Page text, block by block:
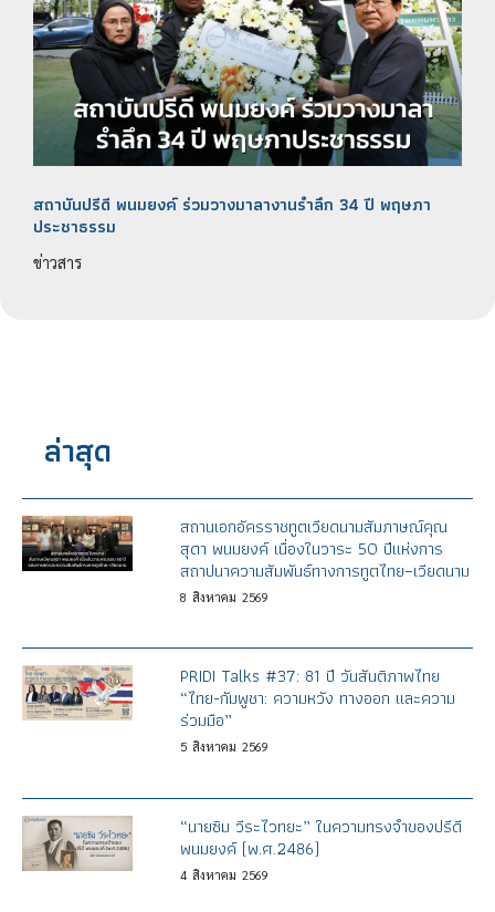
สถาบันปรีดี​ พนม​ยงค์ ร่วมวางมาลางาน​รำลึก 34 ปี พฤษภา​
ประชา​ธรรม​
ข่าวสาร
ล่าสุด
สถานเอกอัครราชทูตเวียดนามสัมภาษณ์คุณ
สุดา พนมยงค์ เนื่องในวาระ 50 ปีแห่งการ
สถาปนาความสัมพันธ์ทางการทูตไทย–เวียดนาม
8 สิงหาคม 2569
PRIDI Talks #37: 81 ปี วันสันติภาพไทย
“ไทย-กัมพูชา: ความหวัง ทางออก และความ
ร่วมมือ”
5 สิงหาคม 2569
“นายซิม วีระไวทยะ” ในความทรงจำของปรีดี
พนมยงค์ (พ.ศ.2486)
4 สิงหาคม 2569